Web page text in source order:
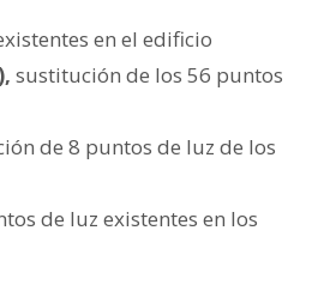
en el edificio
sustitución de los 56 puntos
de 8 puntos de luz de los
de luz existentes en los